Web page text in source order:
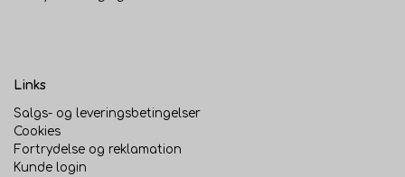
Links
Salgs- og leveringsbetingelser
Cookies
Fortrydelse og reklamation
Kunde login